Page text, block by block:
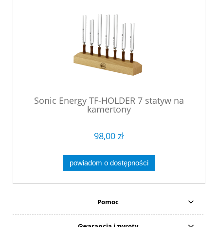
Sonic Energy TF-HOLDER 7 statyw na
kamertony
98,00 zł
powiadom o dostępności
Pomoc